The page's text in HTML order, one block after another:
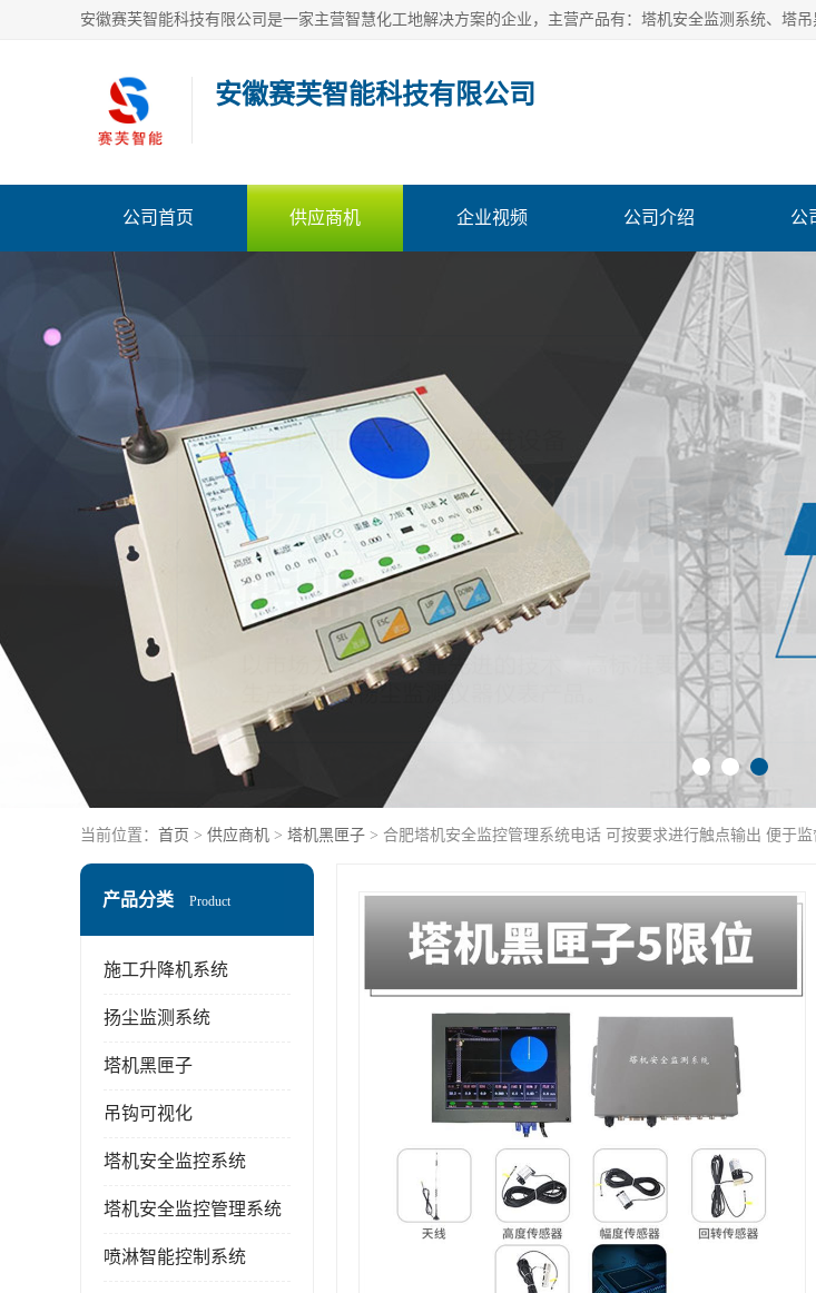
安徽赛芙智能科技有限公司
公司首页 供应商机 企业视频 公司介绍 公
当前位置： 首页 > 供应商机 > 塔机黑匣子 > 合肥塔机安全监控管理系统电话 可按要求进行触点输出 便于监
产品分类 Product
施工升降机系统
扬尘监测系统
塔机黑匣子
吊钩可视化
塔机安全监控系统
塔机安全监控管理系统
喷淋智能控制系统